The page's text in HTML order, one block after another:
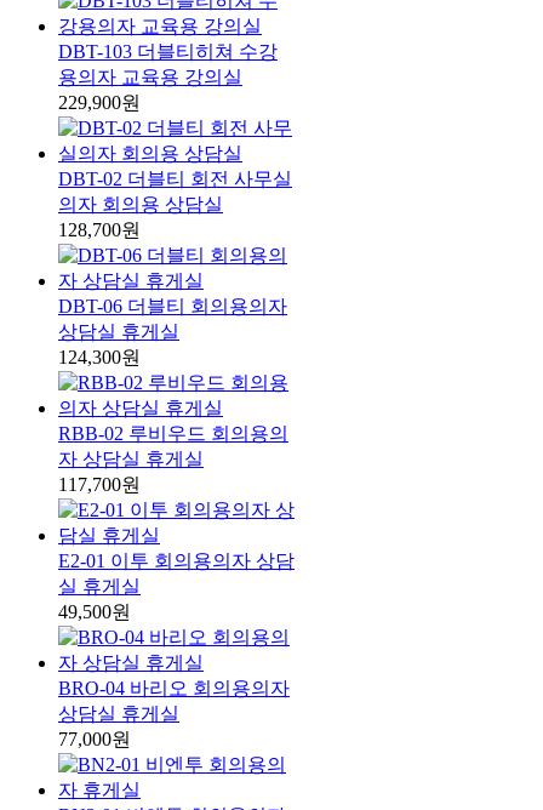
DBT-103 더블티히쳐 수강
용의자 교육용 강의실
229,900원
DBT-02 더블티 회전 사무실
의자 회의용 상담실
128,700원
DBT-06 더블티 회의용의자
상담실 휴게실
124,300원
RBB-02 루비우드 회의용의
자 상담실 휴게실
117,700원
E2-01 이투 회의용의자 상담
실 휴게실
49,500원
BRO-04 바리오 회의용의자
상담실 휴게실
77,000원